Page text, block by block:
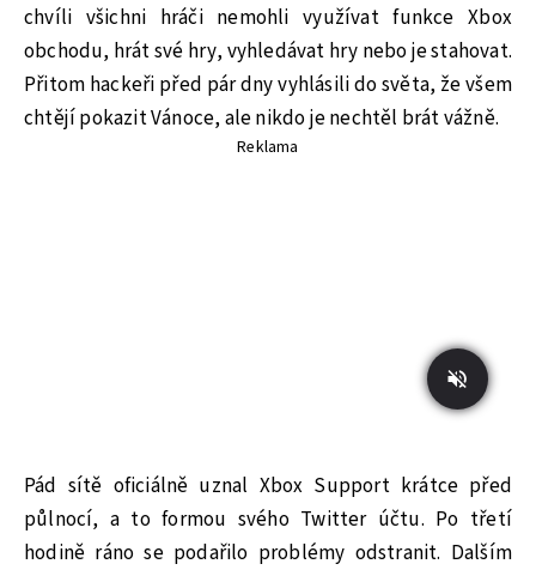
chvíli všichni hráči nemohli využívat funkce Xbox
obchodu, hrát své hry, vyhledávat hry nebo je stahovat.
Přitom hackeři před pár dny vyhlásili do světa, že všem
chtějí pokazit Vánoce, ale nikdo je nechtěl brát vážně.
Reklama
Pád sítě oficiálně uznal Xbox Support krátce před
půlnocí, a to formou svého Twitter účtu. Po třetí
hodině ráno se podařilo problémy odstranit. Dalším